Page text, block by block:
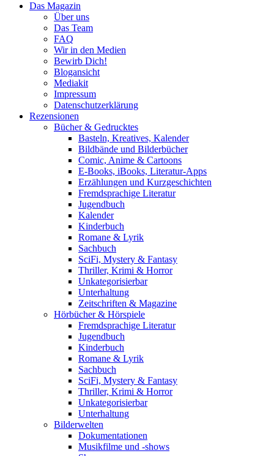
Das Magazin
Über uns
Das Team
FAQ
Wir in den Medien
Bewirb Dich!
Blogansicht
Mediakit
Impressum
Datenschutzerklärung
Rezensionen
Bücher & Gedrucktes
Basteln, Kreatives, Kalender
Bildbände und Bilderbücher
Comic, Anime & Cartoons
E-Books, iBooks, Literatur-Apps
Erzählungen und Kurzgeschichten
Fremdsprachige Literatur
Jugendbuch
Kalender
Kinderbuch
Romane & Lyrik
Sachbuch
SciFi, Mystery & Fantasy
Thriller, Krimi & Horror
Unkategorisierbar
Unterhaltung
Zeitschriften & Magazine
Hörbücher & Hörspiele
Fremdsprachige Literatur
Jugendbuch
Kinderbuch
Romane & Lyrik
Sachbuch
SciFi, Mystery & Fantasy
Thriller, Krimi & Horror
Unkategorisierbar
Unterhaltung
Bilderwelten
Dokumentationen
Musikfilme und -shows